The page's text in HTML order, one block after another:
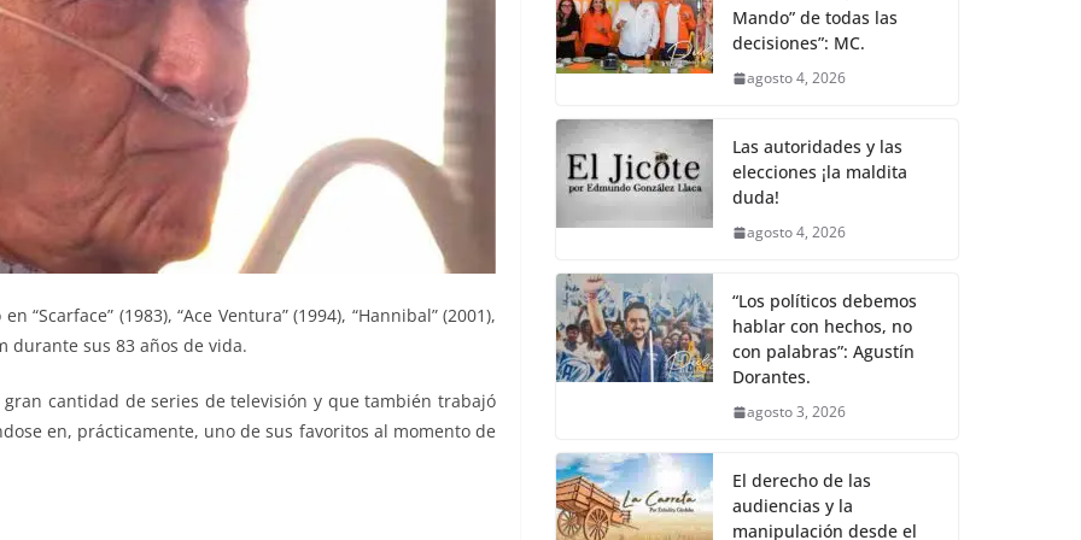
(1983), “Ace Ventura” (1994), “Hannibal” (2001),
durante sus 83 años de vida.
cantidad de series de televisión y que también trabajó
en, prácticamente, uno de sus favoritos al momento de
Mando” de todas las
decisiones”: MC.
agosto 4, 2026
Las autoridades y las
elecciones ¡la maldita
duda!
agosto 4, 2026
“Los políticos debemos
hablar con hechos, no
con palabras”: Agustín
Dorantes.
agosto 3, 2026
El derecho de las
audiencias y la
manipulación desde el